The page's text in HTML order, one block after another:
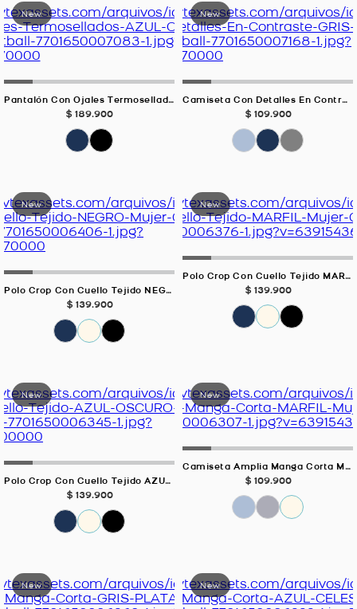
Pantalón Con Ojales Termosellados AZUL OSCURO Para Hombre
$ 189.900
Camiseta Con Detalles En Contraste GRIS CLARO Para Hombre
$ 109.900
Polo Crop Con Cuello Tejido NEGRO Para Mujer
$ 139.900
Polo Crop Con Cuello Tejido MARFIL Para Mujer
$ 139.900
Polo Crop Con Cuello Tejido AZUL OSCURO Para Mujer
$ 139.900
Camiseta Amplia Manga Corta MARFIL Para Mujer
$ 109.900